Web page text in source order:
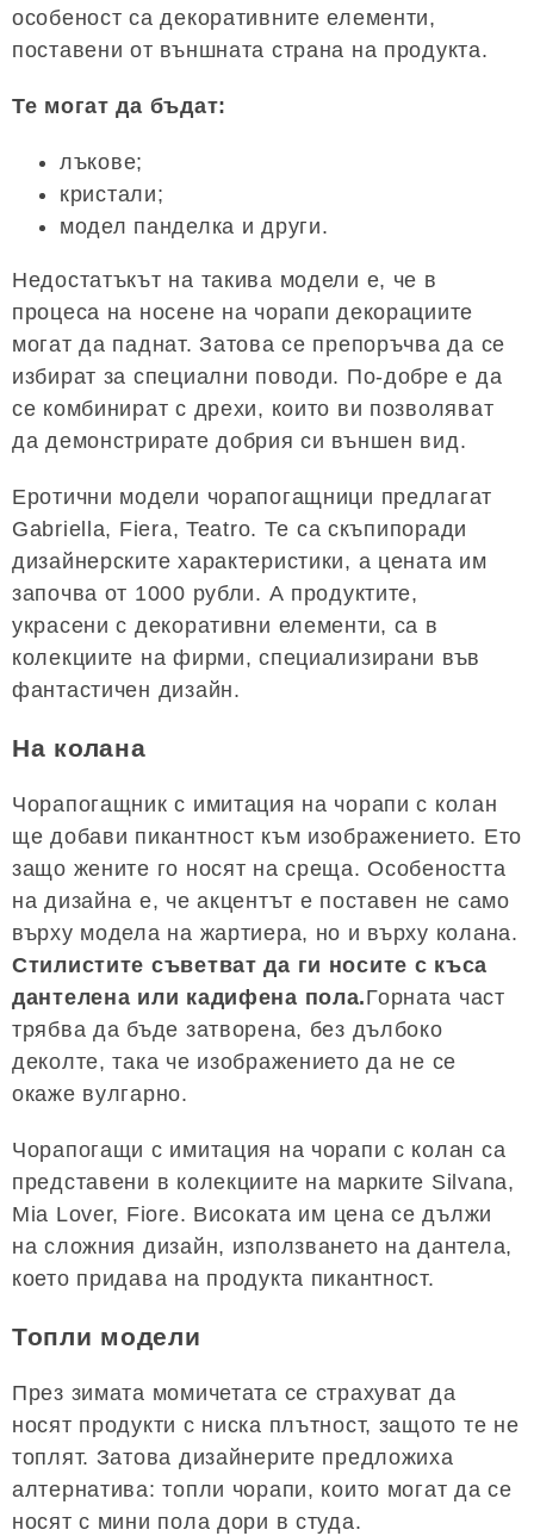
особеност са декоративните елементи,
поставени от външната страна на продукта.
Те могат да бъдат:
лъкове;
кристали;
модел панделка и други.
Недостатъкът на такива модели е, че в
процеса на носене на чорапи декорациите
могат да паднат. Затова се препоръчва да се
избират за специални поводи. По-добре е да
се комбинират с дрехи, които ви позволяват
да демонстрирате добрия си външен вид.
Еротични модели чорапогащници предлагат
Gabriella, Fiera, Teatro. Те са скъпипоради
дизайнерските характеристики, а цената им
започва от 1000 рубли. А продуктите,
украсени с декоративни елементи, са в
колекциите на фирми, специализирани във
фантастичен дизайн.
На колана
Чорапогащник с имитация на чорапи с колан
ще добави пикантност към изображението. Ето
защо жените го носят на среща. Особеността
на дизайна е, че акцентът е поставен не само
върху модела на жартиера, но и върху колана.
Стилистите съветват да ги носите с къса
дантелена или кадифена пола.Горната част
трябва да бъде затворена, без дълбоко
деколте, така че изображението да не се
окаже вулгарно.
Чорапогащи с имитация на чорапи с колан са
представени в колекциите на марките Silvana,
Mia Lover, Fiore. Високата им цена се дължи
на сложния дизайн, използването на дантела,
което придава на продукта пикантност.
Топли модели
През зимата момичетата се страхуват да
носят продукти с ниска плътност, защото те не
топлят. Затова дизайнерите предложиха
алтернатива: топли чорапи, които могат да се
носят с мини пола дори в студа.